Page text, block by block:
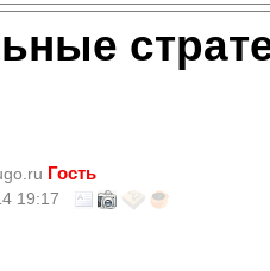
Гость
19:17